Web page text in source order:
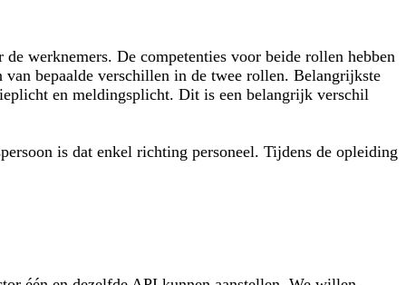
werknemers. De competenties voor beide rollen hebben
bepaalde verschillen in de twee rollen. Belangrijkste
en meldingsplicht. Dit is een belangrijk verschil
is dat enkel richting personeel. Tijdens de opleiding